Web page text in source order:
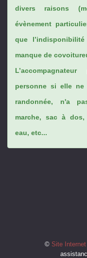
divers raisons
évènement
que
manque de
personne si elle
randonnée, n'a
marche, sac à dos,
eau, etc...
© Site